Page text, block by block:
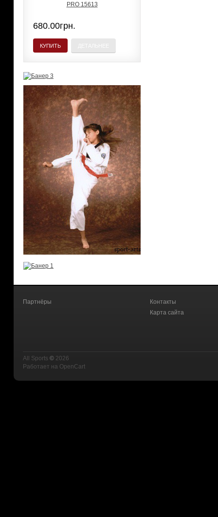
680.00грн.
КУПИТЬ
Партнёры
Контакты
Карта сайта
All Sports © 2026
Работает на OpenCart